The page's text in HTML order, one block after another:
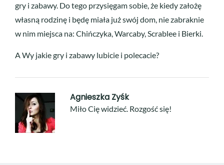
gry i zabawy. Do tego przysięgam sobie, że kiedy założę
własną rodzinę i będę miała już swój dom, nie zabraknie
w nim miejsca na: Chińczyka, Warcaby, Scrablee i Bierki.
A Wy jakie gry i zabawy lubicie i polecacie?
Agnieszka Zyśk
Miło Cię widzieć. Rozgość się!